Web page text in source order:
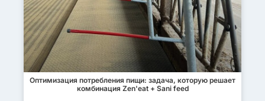
Оптимизация потребления пищи: задача, которую решает
комбинация Zen'eat + Sani feed